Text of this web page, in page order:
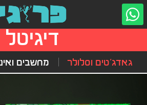
דיגיטל
גאדג'טים וסלולר מחשבים